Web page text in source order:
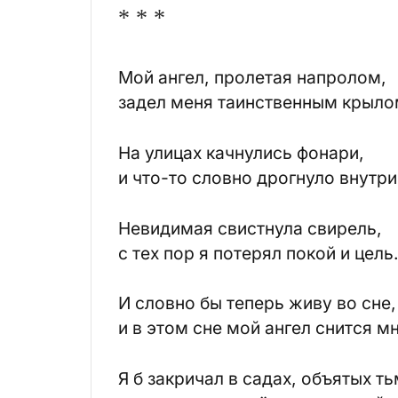
* * *
Мой ангел, пролетая напролом,
задел меня таинственным
На улицах качнулись фонари,
и что-то словно дрогнуло
Невидимая свистнула свирель,
с тех пор я потерял покой и цель.
И словно бы теперь живу во сне,
и в этом сне мой ангел снится
Я б закричал в садах, объятых